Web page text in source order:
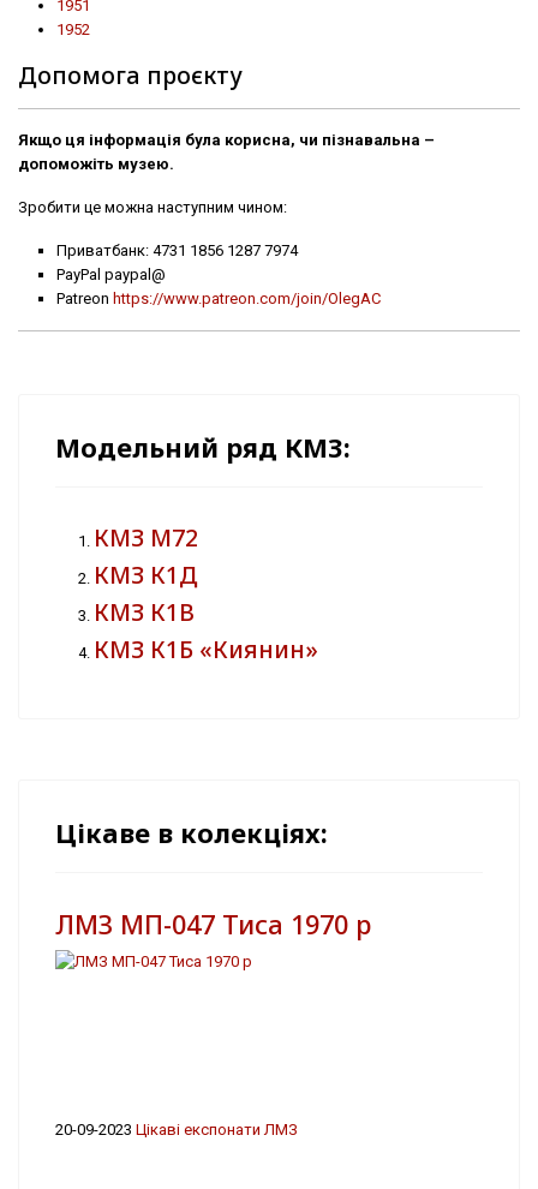
1951
1952
Допомога проєкту
Якщо ця інформація була корисна, чи пізнавальна –
допоможіть музею.
Зробити це можна наступним чином:
Приватбанк: 4731 1856 1287 7974
PayPal paypal@
Patreon https://www.patreon.com/join/OlegAC
Модельний ряд КМЗ:
КМЗ М72
КМЗ К1Д
КМЗ К1В
КМЗ К1Б «Киянин»
Цікаве в колекціях:
ЛМЗ МП-047 Тиса 1970 р
20-09-2023 Цікаві експонати ЛМЗ